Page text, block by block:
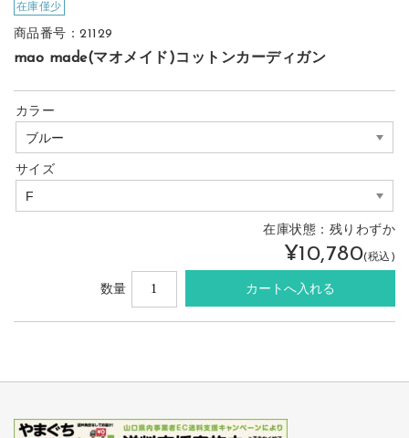
在庫僅少
商品番号：21129
mao made(マオメイド)コットンカーディガン
カラー
サイズ
在庫状態： 残りわずか
¥10,780(税込)
数量